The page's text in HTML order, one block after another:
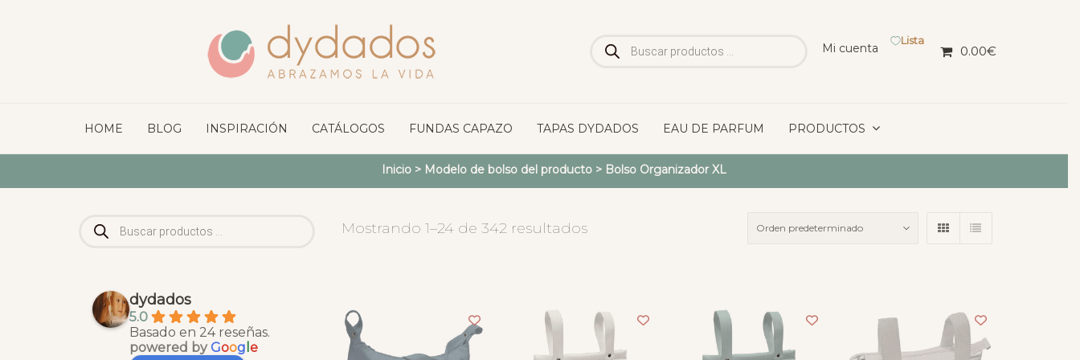
de
productos
Mi cuenta
Lista
0.00€
HOME BLOG INSPIRACIÓN CATÁLOGOS FUNDAS CAPAZO TAPAS DYDADOS EAU DE PARFUM PRODUCTOS
Inicio> Modelo de bolso del producto > Bolso Organizador XL
Mostrando 1–24 de 342 resultados
productos
dydados
5.0
Basado en 24 reseñas.
powered byGoog e